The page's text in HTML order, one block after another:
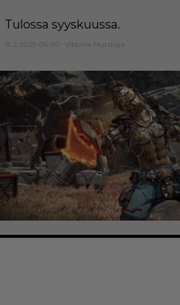
Tulossa syyskuussa.
13.2.2025 06:00 Viktoria Murskaja